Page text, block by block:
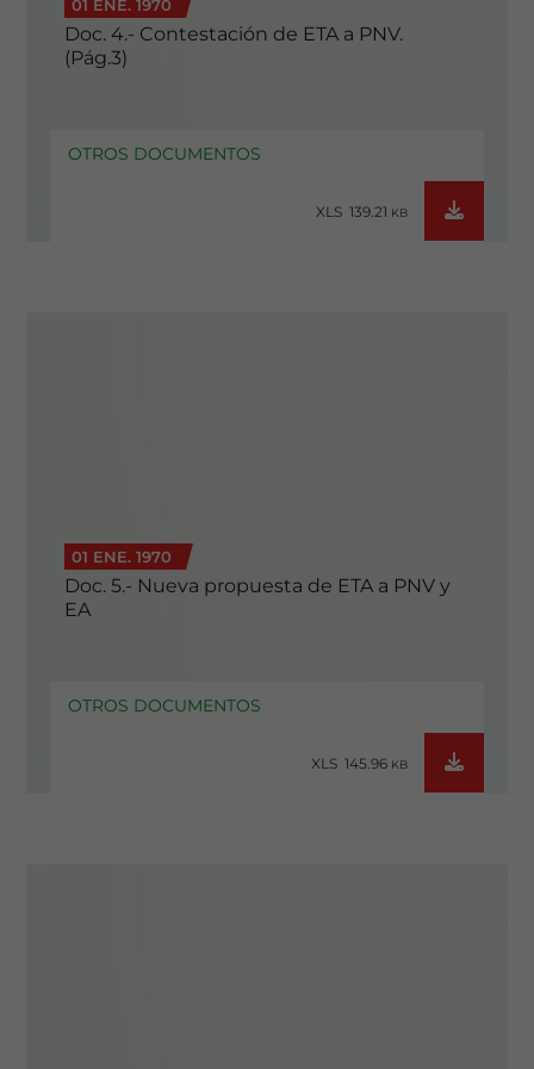
01 ENE. 1970
Doc. 4.- Contestación de ETA a PNV.
(Pág.3)
OTROS DOCUMENTOS
XLS 139.21 KB
01 ENE. 1970
Doc. 5.- Nueva propuesta de ETA a PNV y
EA
OTROS DOCUMENTOS
XLS 145.96 KB